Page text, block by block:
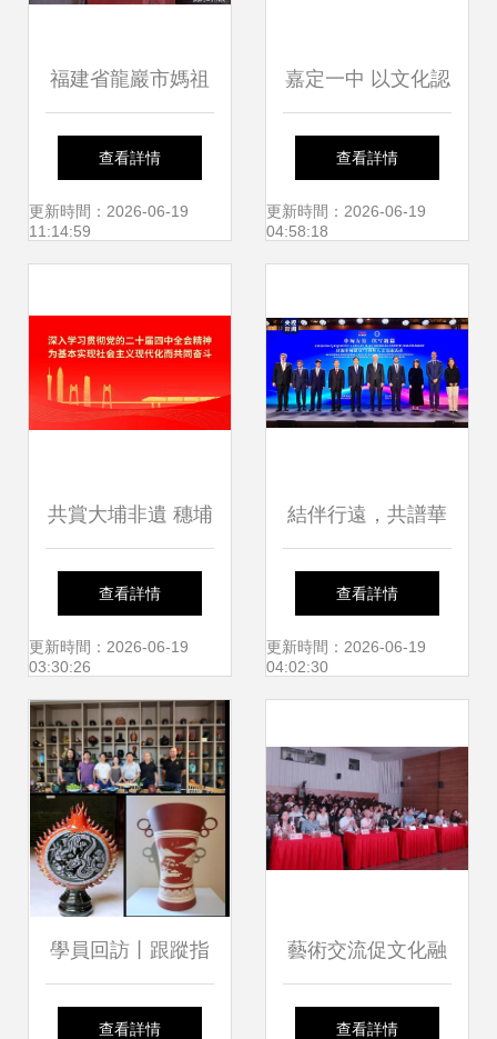
福建省龍巖市媽祖
文化交流協會西陂
天后宮活動中心正
藝術交流新篇章
查看詳情
更新時間：2026-06-19
11:14:59
嘉定一中 以文化認
同與愛國情懷為
基，鑄牢中華民族
疆高中班學校經驗
交流活動紀實
查看詳情
更新時間：2026-06-19
04:58:18
共賞大埔非遺 穗埔
情深促交流——廣
東漢樂專場惠民音
樂會圓滿舉辦
查看詳情
更新時間：2026-06-19
03:30:26
結伴行遠，共譜華
章——慶祝中匈建
交75周年人文交流
功舉辦
查看詳情
更新時間：2026-06-19
04:02:30
學員回訪丨跟蹤指
導，持續賦能，助
查看詳情
藝術交流促文化融
合 華燦·2024滬臺
查看詳情